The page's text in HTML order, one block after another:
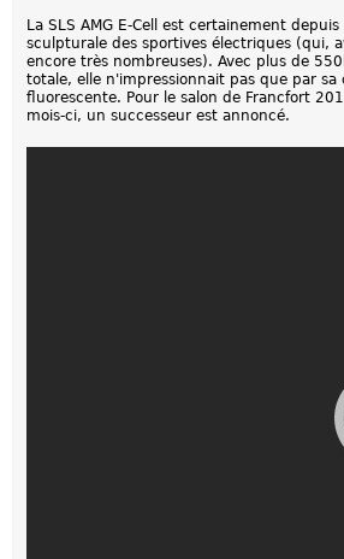
La SLS AMG E-Cell est certainement
sculpturale des sportives électriques (qui,
encore très nombreuses). Avec plus de
totale, elle n'impressionnait pas que par sa
fluorescente. Pour le salon de Francfort
mois-ci, un successeur est annoncé.